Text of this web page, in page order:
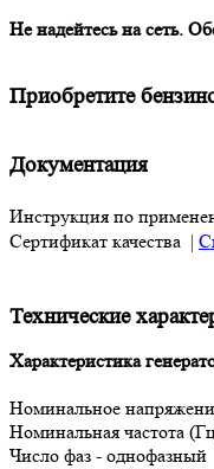
Не надейтесь на сеть.
Приобретите
Документация
Инструкция по
Сертификат качества |
Технические
Характеристика
Номинальное
Номинальная частота
Число фаз - однофазный